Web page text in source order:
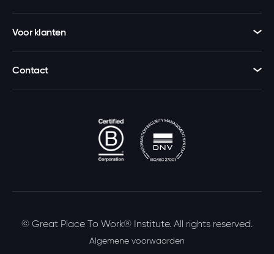
Voor klanten
Contact
© Great Place To Work® Institute. All rights reserved.
Algemene voorwaarden